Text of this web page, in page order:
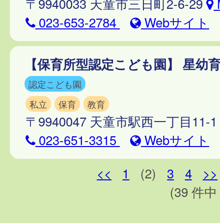
023-653-2784
Webサイト
【保育所型認定こども園】 星幼
認定こども園
私立
保育 教育
〒9940047 天童市駅西一丁目11-1
023-651-3315
Webサイト
<<
1 (2) 3 4
>>
(39 件